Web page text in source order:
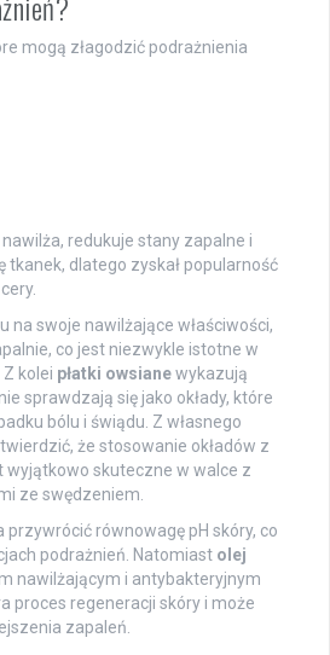
mogą złagodzić podrażnienia
redukuje stany zapalne i
tkanek, dlatego zyskał popularność
na swoje nawilżające właściwości,
co jest niezwykle istotne w
kolei płatki owsianewykazują
sprawdzają się jako okłady, które
bólu i świądu. Z własnego
że stosowanie okładów z
wyjątkowo skuteczne w walce z
ze swędzeniem.
przywrócić równowagę pH skóry, co
podrażnień. Natomiast olej
nawilżającym i antybakteryjnym
proces regeneracji skóry i może
zapaleń.